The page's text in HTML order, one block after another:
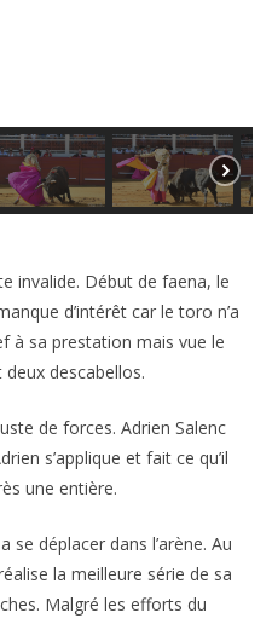
invalide. Début de faena, le
d’intérêt car le toro n’a
à sa prestation mais vue le
descabellos.
de forces. Adrien Salenc
s’applique et fait ce qu’il
une entière.
déplacer dans l’arène. Au
la meilleure série de sa
Malgré les efforts du